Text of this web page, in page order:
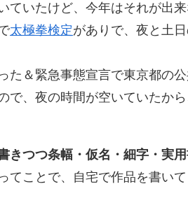
ていたけど、今年はそれが出
太極拳検定がありで、夜と土
た＆緊急事態宣言で東京都の
で、夜の時間が空いていたか
きつつ条幅・仮名・細字・実
てことで、自宅で作品を書い